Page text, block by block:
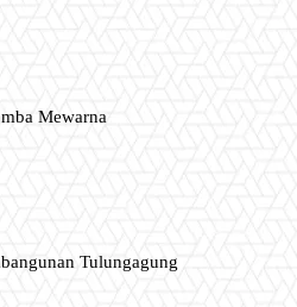
Mewarna
Tulungagung